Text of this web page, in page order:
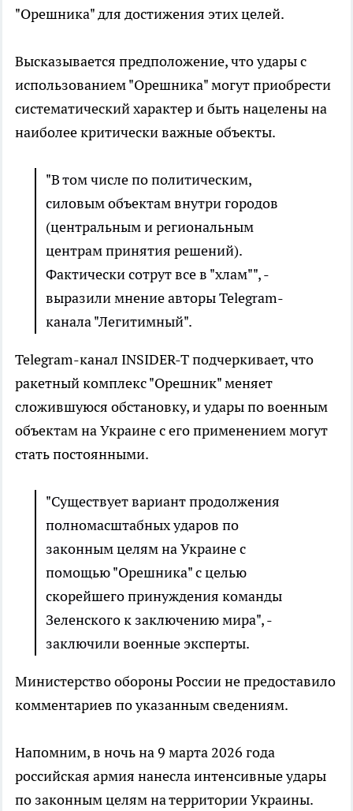
"Орешника" для достижения этих целей.
Высказывается предположение, что удары с
использованием "Орешника" могут приобрести
систематический характер и быть нацелены на
наиболее критически важные объекты.
"В том числе по политическим,
силовым объектам внутри городов
(центральным и региональным
центрам принятия решений).
Фактически сотрут все в "хлам"", -
выразили мнение авторы Telegram-
канала "Легитимный".
Telegram-канал INSIDER-T подчеркивает, что
ракетный комплекс "Орешник" меняет
сложившуюся обстановку, и удары по военным
объектам на Украине с его применением могут
стать постоянными.
"Существует вариант продолжения
полномасштабных ударов по
законным целям на Украине с
помощью "Орешника" с целью
скорейшего принуждения команды
Зеленского к заключению мира", -
заключили военные эксперты.
Министерство обороны России не предоставило
комментариев по указанным сведениям.
Напомним, в ночь на 9 марта 2026 года
российская армия нанесла интенсивные удары
по законным целям на территории Украины.